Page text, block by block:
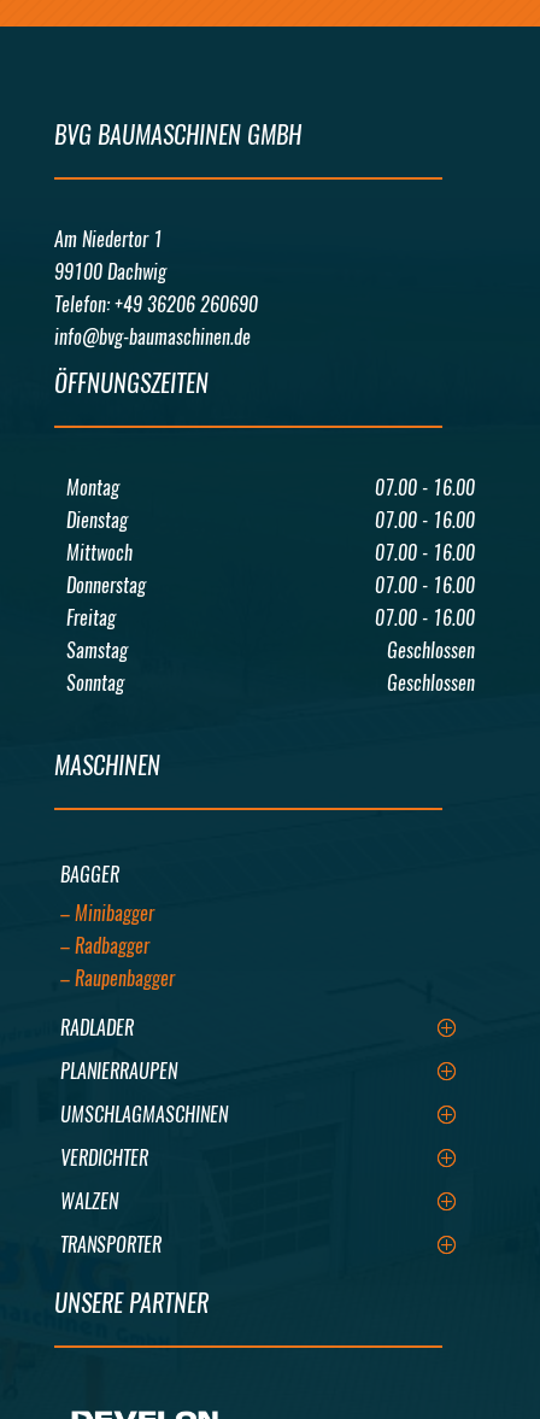
BVG BAUMASCHINEN GMBH
Am Niedertor 1
99100 Dachwig
Telefon: +49 36206 260690
info@bvg-baumaschinen.de
ÖFFNUNGSZEITEN
Montag
07.00 - 16.00
Dienstag
07.00 - 16.00
Mittwoch
07.00 - 16.00
Donnerstag
07.00 - 16.00
Freitag
07.00 - 16.00
Samstag
Geschlossen
Sonntag
Geschlossen
MASCHINEN
BAGGER
– Minibagger
– Radbagger
– Raupenbagger
RADLADER
PLANIERRAUPEN
UMSCHLAGMASCHINEN
VERDICHTER
WALZEN
TRANSPORTER
UNSERE PARTNER